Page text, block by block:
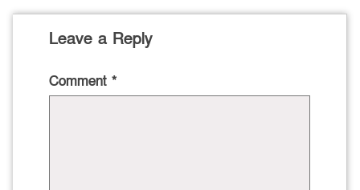
Leave a Reply
Comment *